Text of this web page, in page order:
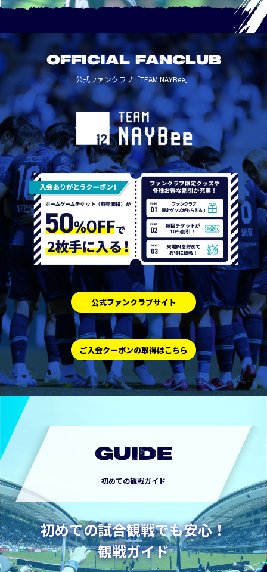
OFFICIAL FANCLUB
公式ファンクラブ「TEAM NAYBee」
公式ファンクラブサイト
ご入会クーポンの取得はこちら
GUIDE
初めての観戦ガイド
初めての試合観戦でも安心！
観戦ガイド